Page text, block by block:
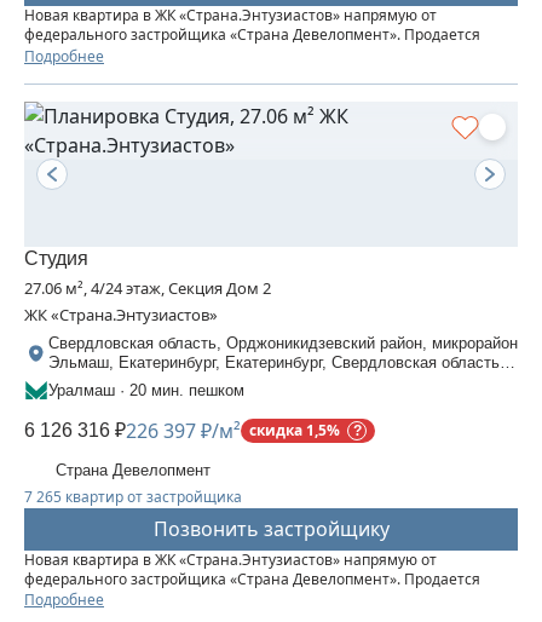
Новая квартира в ЖК «‎Страна.Энтузиастов» напрямую от
федерального застройщика «‎Страна Девелопмент». Продается
студия площадью 25,63 кв. м. на 11 этаже от застройщика “Страна
Подробнее
Студия
27.06 м², 4/24 этаж, Секция Дом 2
ЖК «Страна.Энтузиастов»
Свердловская область, Орджоникидзевский район, микрорайон
Эльмаш, Екатеринбург, Екатеринбург, Свердловская область,
Шефская, 30
Уралмаш · 20 мин. пешком
6 126 316 ₽226 397 ₽/м² скидка 1,5%
Страна Девелопмент
7 265 квартир от застройщика
Позвонить застройщику
Новая квартира в ЖК «‎Страна.Энтузиастов» напрямую от
федерального застройщика «‎Страна Девелопмент». Продается
студия площадью 27,06 кв. м. на 4 этаже от застройщика “Страна
Подробнее